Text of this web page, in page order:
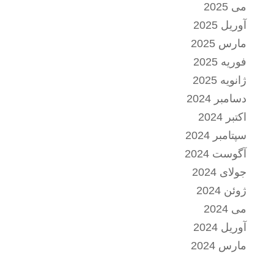
می 2025
آوریل 2025
مارس 2025
فوریه 2025
ژانویه 2025
دسامبر 2024
اکتبر 2024
سپتامبر 2024
آگوست 2024
جولای 2024
ژوئن 2024
می 2024
آوریل 2024
مارس 2024